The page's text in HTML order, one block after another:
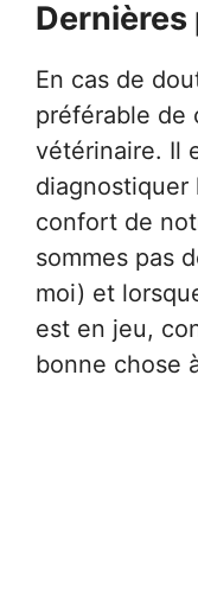
Dernières
En cas de
préférable de
vétérinaire. Il
diagnostiquer
confort de
sommes pas
moi) et
est en jeu,
bonne chose